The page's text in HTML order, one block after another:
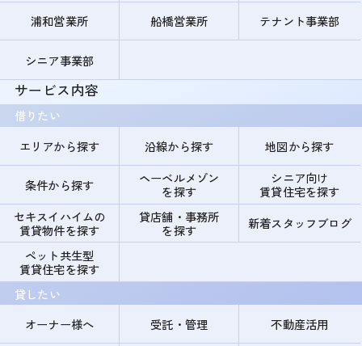
浦和営業所 船橋営業所 テナント事業部
シニア事業部
サービス内容
借りたい
エリアから探す
沿線から探す 地図から探す
条件から探す
ヘーベルメゾン
を探す
シニア向け
賃貸住宅を探す
セキスイハイムの
賃貸物件を探す
貸店舗・事務所
を探す
新着スタッフブログ
ペット共生型
賃貸住宅を探す
貸したい
オーナー様へ
受託・管理 不動産活用